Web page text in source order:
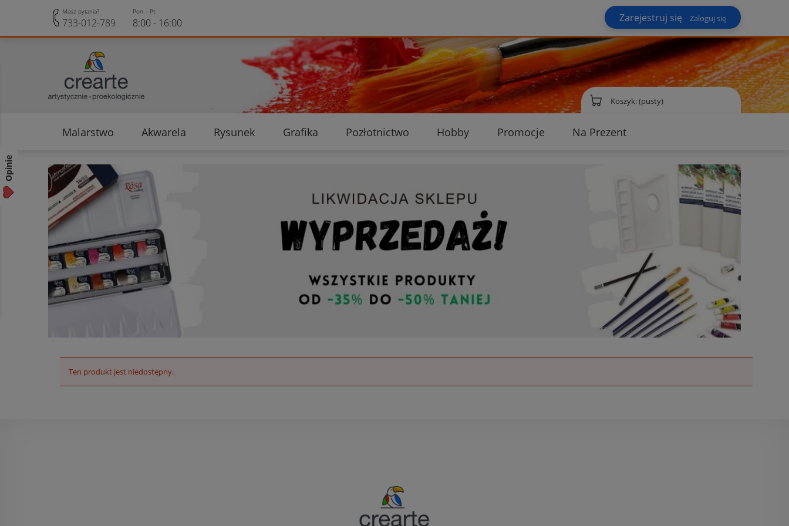
Zarejestruj się Zaloguj się
Koszyk:(pusty)
Malarstwo Akwarela Rysunek Grafika Pozłotnictwo Hobby Promocje
Na Prezent
Ten produkt jest niedostępny.
Masz pytania?
733-012-789
Pon. - Pt.
8:00 - 16:00
Opinie